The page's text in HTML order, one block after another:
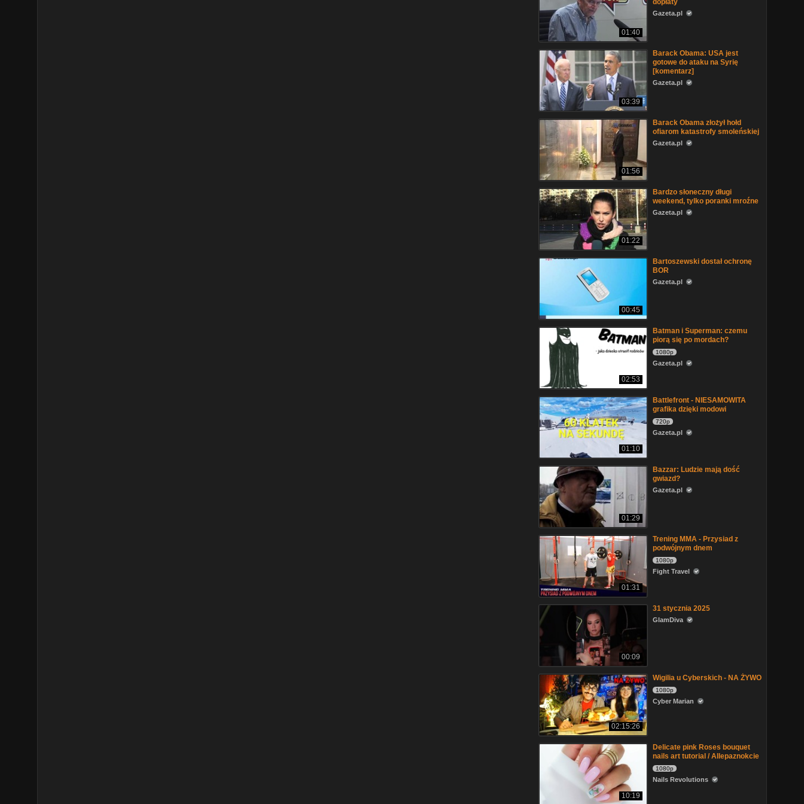
01:40
dopłaty
Gazeta.pl
03:39
Barack Obama: USA jest
gotowe do ataku na Syrię
[komentarz]
Gazeta.pl
01:56
Barack Obama złożył hołd
ofiarom katastrofy smoleńskiej
Gazeta.pl
01:22
Bardzo słoneczny długi
weekend, tylko poranki mroźne
Gazeta.pl
00:45
Bartoszewski dostał ochronę
BOR
Gazeta.pl
02:53
Batman i Superman: czemu
piorą się po mordach?
1080p
Gazeta.pl
01:10
Battlefront - NIESAMOWITA
grafika dzięki modowi
720p
Gazeta.pl
01:29
Bazzar: Ludzie mają dość
gwiazd?
Gazeta.pl
01:31
Trening MMA - Przysiad z
podwójnym dnem
1080p
Fight Travel
00:09
31 stycznia 2025
GlamDiva
02:15:26
Wigilia u Cyberskich - NA ŻYWO
1080p
Cyber Marian
10:19
Delicate pink Roses bouquet
nails art tutorial / Allepaznokcie
1080p
Nails Revolutions